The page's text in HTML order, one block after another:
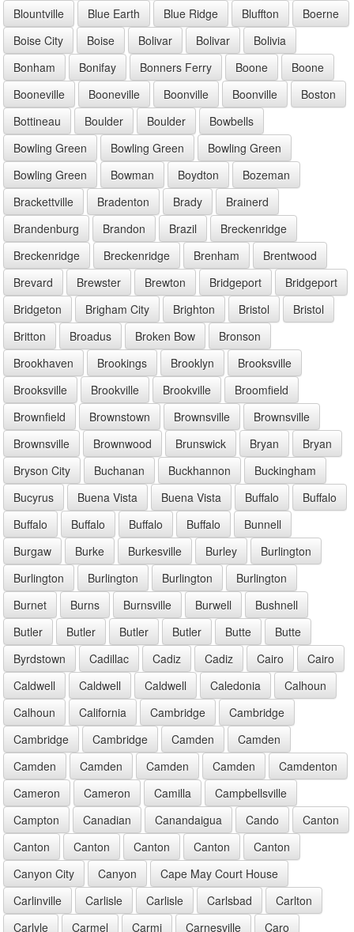
Blountville
Blue Earth Blue Ridge Bluffton
Boerne
Boise City
Boise Bolivar Bolivar
Bolivia
Bonham
Bonifay Bonners Ferry Boone
Boone
Booneville
Booneville Boonville Boonville
Boston
Bottineau
Boulder Boulder
Bowbells
Bowling Green
Bowling Green
Bowling Green
Bowling Green
Bowman Boydton
Bozeman
Brackettville
Bradenton Brady
Brainerd
Brandenburg
Brandon Brazil
Breckenridge
Breckenridge
Breckenridge Brenham
Brentwood
Brevard
Brewster Brewton Bridgeport
Bridgeport
Bridgeton
Brigham City Brighton Bristol
Bristol
Britton
Broadus Broken Bow
Bronson
Brookhaven
Brookings Brooklyn
Brooksville
Brooksville
Brookville Brookville
Broomfield
Brownfield
Brownstown Brownsville
Brownsville
Brownsville
Brownwood Brunswick Bryan
Bryan
Bryson City
Buchanan Buckhannon
Buckingham
Bucyrus
Buena Vista Buena Vista Buffalo
Buffalo
Buffalo
Buffalo Buffalo Buffalo
Bunnell
Burgaw
Burke Burkesville Burley
Burlington
Burlington
Burlington Burlington
Burlington
Burnet
Burns Burnsville Burwell
Bushnell
Butler
Butler Butler Butler Butte
Butte
Byrdstown
Cadillac Cadiz Cadiz Cairo
Cairo
Caldwell
Caldwell Caldwell Caledonia
Calhoun
Calhoun
California Cambridge
Cambridge
Cambridge
Cambridge Camden
Camden
Camden
Camden Camden Camden
Camdenton
Cameron
Cameron Camilla
Campbellsville
Campton
Canadian Canandaigua Cando
Canton
Canton
Canton Canton Canton
Canton
Canyon City
Canyon
Cape May Court House
Carlinville
Carlisle Carlisle Carlsbad
Carlton
Carlyle
Carmel Carmi Carnesville Caro